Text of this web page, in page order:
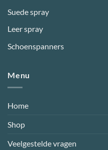
Suede spray
Leer spray
Schoenspanners
Menu
Home
Shop
Veelgestelde vragen